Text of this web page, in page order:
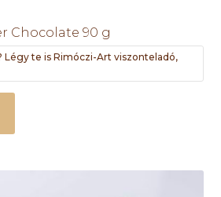
Chocolate 90 g
Légy te is Rimóczi-Art viszonteladó,